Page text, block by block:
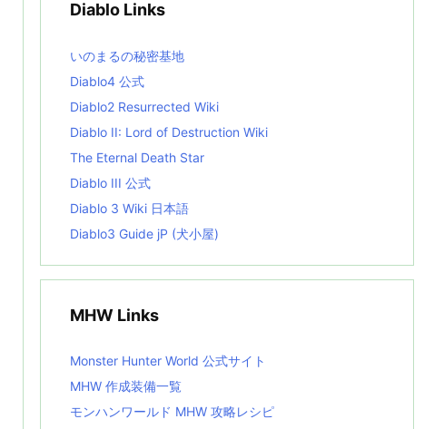
e
i
s
t
Diablo Links
いのまるの秘密基地
Diablo4 公式
Diablo2 Resurrected Wiki
Diablo II: Lord of Destruction Wiki
The Eternal Death Star
Diablo III 公式
Diablo 3 Wiki 日本語
Diablo3 Guide jP (犬小屋)
MHW Links
Monster Hunter World 公式サイト
MHW 作成装備一覧
モンハンワールド MHW 攻略レシピ